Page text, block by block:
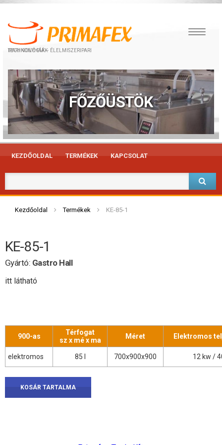
IPARI KONYHÁK – ÉLELMISZERIPARI TECHNOLÓGIÁK
FŐZŐÜSTÖK
KEZDŐOLDAL TERMÉKEK KAPCSOLAT
Kezdőoldal Termékek KE-85-1
KE-85-1
Gyártó: Gastro Hall
itt látható
900-as
Térfogat
sz x mé x ma
Méret Elektromos
elektromos 85 l 700x900x900 12 kw /
KOSÁR TARTALMA